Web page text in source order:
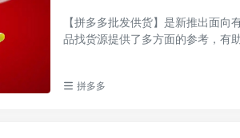
【拼多多批发供货】是新推出面
品找货源提供了多方面的参考，有
拼多多